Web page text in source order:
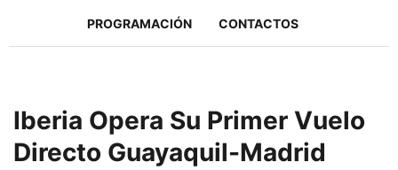
PROGRAMACIÓN CONTACTOS
Iberia Opera Su Primer Vuelo
Directo Guayaquil-Madrid